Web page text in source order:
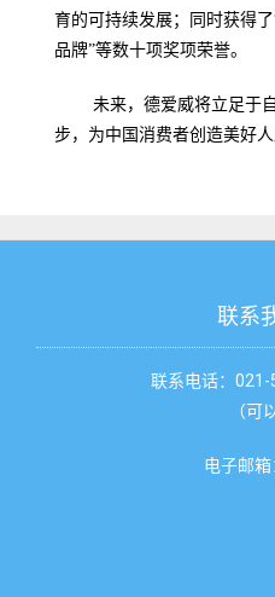
育的可持续发展；同时获得
品牌”等数十项奖项荣誉。
未来，德爱威将立足于
步，为中国消费者创造美好人
联系
联系电话：
（可
电子邮